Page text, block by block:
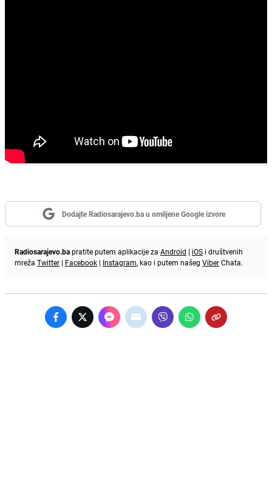
Dodajte Radiosarajevo.ba u omiljene Google izvore
Radiosarajevo.bapratite putem aplikacije za Android | iOS i društvenih
mreža Twitter | Facebook | Instagram, kao i putem našeg ViberChata.